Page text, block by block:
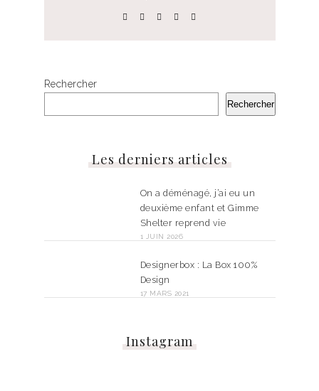
Rechercher
Rechercher
Les derniers articles
On a déménagé, j’ai eu un
deuxième enfant et Gimme
Shelter reprend vie
1 JUIN 2026
Designerbox : La Box 100%
Design
17 MARS 2021
Instagram